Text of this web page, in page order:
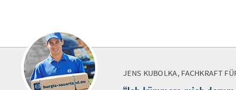
JENS KUBOLKA, FACHKRAFT